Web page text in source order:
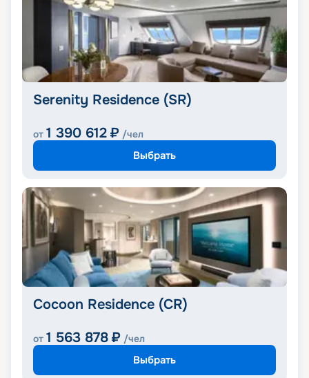
Serenity Residence (SR)
от 1 390 612 ₽ /чел
Выбрать
Cocoon Residence (CR)
от 1 563 878 ₽ /чел
Выбрать